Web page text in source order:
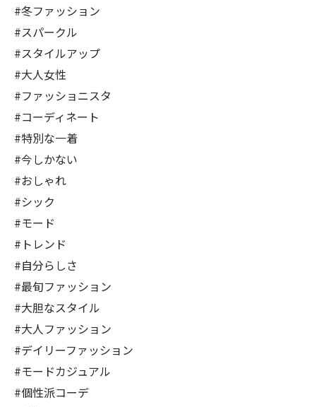
#冬ファッション
#スパークル
#スタイルアップ
#大人女性
#ファッショニスタ
#コーディネート
#特別な一着
#今しかない
#おしゃれ
#シック
#モード
#トレンド
#自分らしさ
#最旬ファッション
#大胆なスタイル
#大人ファッション
#デイリーファッション
#モードカジュアル
#個性派コーデ